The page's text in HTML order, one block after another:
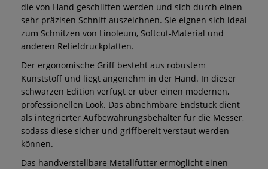
die von Hand geschliffen werden und sich durch einen
sehr präzisen Schnitt auszeichnen. Sie eignen sich ideal
zum Schnitzen von Linoleum, Softcut-Material und
anderen Reliefdruckplatten.
Der ergonomische Griff besteht aus robustem
Kunststoff und liegt angenehm in der Hand. In dieser
schwarzen Edition verfügt er über einen modernen,
professionellen Look. Das abnehmbare Endstück dient
als integrierter Aufbewahrungsbehälter für die Messer,
sodass diese sicher und griffbereit verstaut werden
können.
Das handverstellbare Metallfutter ermöglicht einen